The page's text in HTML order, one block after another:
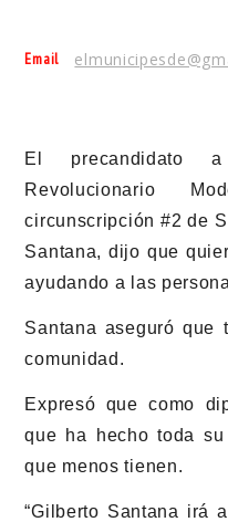
Email
El precandidato
Revolucionario
circunscripción #2 de
Santana, dijo que
ayudando a las
Santana aseguró que
comunidad.
Expresó que como
que ha hecho toda
que menos tienen.
“Gilberto Santana irá